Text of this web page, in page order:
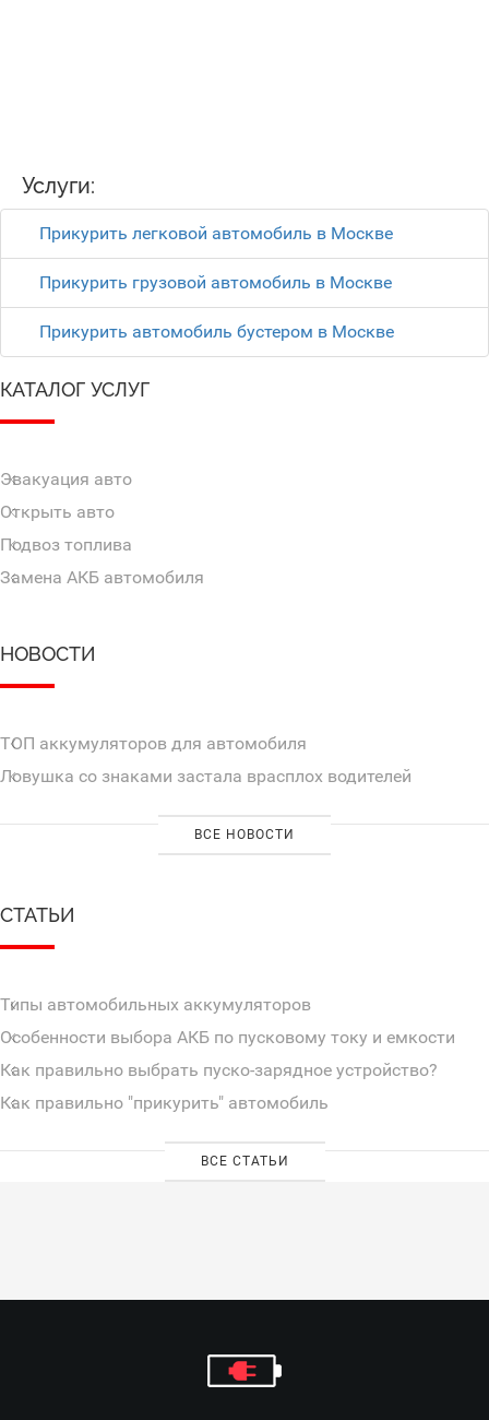
Услуги:
Прикурить легковой автомобиль в Москве
Прикурить грузовой автомобиль в Москве
Прикурить автомобиль бустером в Москве
КАТАЛОГ УСЛУГ
Эвакуация авто
Открыть авто
Подвоз топлива
Замена АКБ автомобиля
НОВОСТИ
ТОП аккумуляторов для автомобиля
Ловушка со знаками застала врасплох водителей
ВСЕ НОВОСТИ
СТАТЬИ
Типы автомобильных аккумуляторов
Особенности выбора АКБ по пусковому току и емкости
Как правильно выбрать пуско-зарядное устройство?
Как правильно "прикурить" автомобиль
ВСЕ СТАТЬИ